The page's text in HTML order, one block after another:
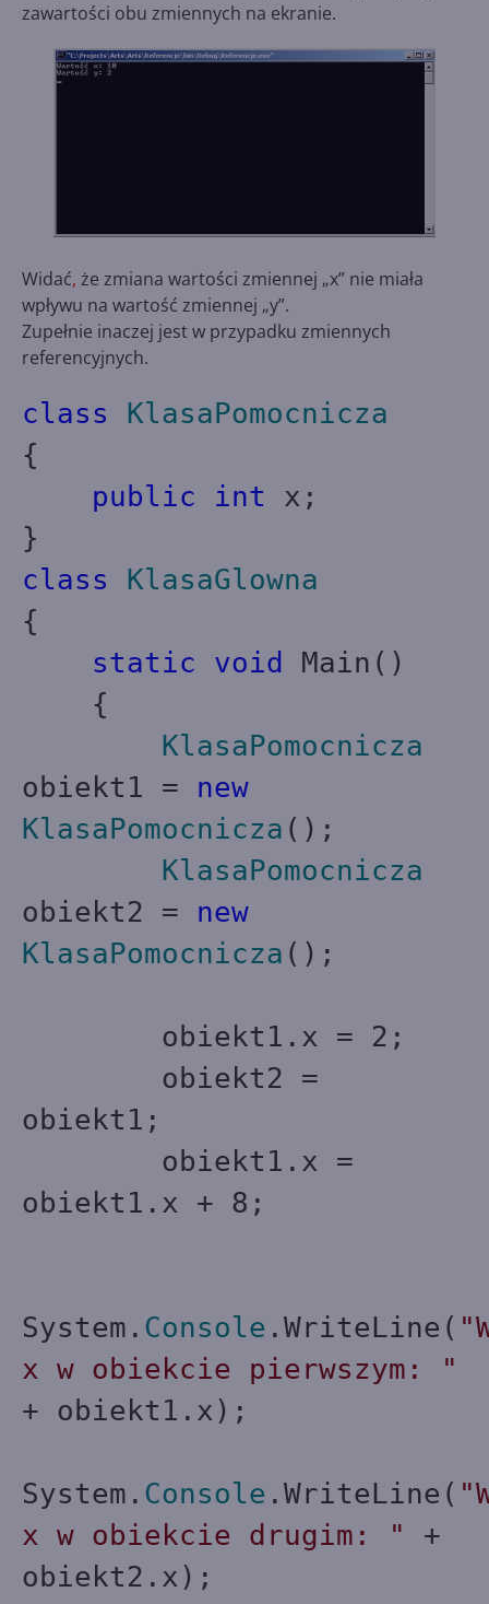
zawartości obu zmiennych na ekranie.
Widać, że zmiana wartości zmiennej „x” nie miała
wpływu na wartość zmiennej „y”.
Zupełnie inaczej jest w przypadku zmiennych
referencyjnych.
class
KlasaPomocnicza
{
public
int x;
}
class
KlasaGlowna
{
static
void
Main()
{
KlasaPomocnicza
obiekt1 = new
KlasaPomocnicza ();
KlasaPomocnicza
obiekt2 = new
KlasaPomocnicza ();
obiekt1.x = 2;
obiekt2 =
obiekt1;
obiekt1.x =
obiekt1.x + 8;
System. Console .WriteLine(
x w obiekcie pierwszym: "
+ obiekt1.x);
System. Console .WriteLine(
x w obiekcie drugim: "
+
obiekt2.x);